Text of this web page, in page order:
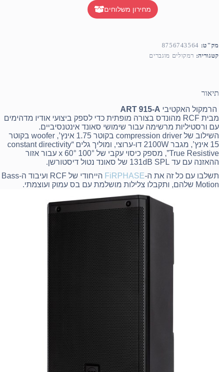
מחירון משלוחים
מק"ט: 8756743564
קטגוריה: רמקולים מוגברים
תיאור
הרמקול האקטיבי
ART 915-A
מבית RCF מהונדס בצורה מופתית כדי לספק ביצועי אודיו מדהימים
עם ורסטיליות מרשימה עבור שימושי סאונד אינטנסיביים.
השילוב של compression driver בקוטר 1.75 אינץ’, woofer בקוטר
15 אינץ’, מגבר 2100W דו-ערוצי, ומוליך גלים “constant directivity
True Resistive”, מספק כיסוי עקבי של 100° x 60° עבור אזור
ההאזנה עם עד 131dB SPL
של סאונד נטול דיסטורשן.
תשלבו עם כל זה את ה-FiRPHASE הייחודי של RCF
ועיבוד ה-Bass
Motion שלהם, ותקבלו צלילות מושלמת עם בס עמוק ועוצמתי.